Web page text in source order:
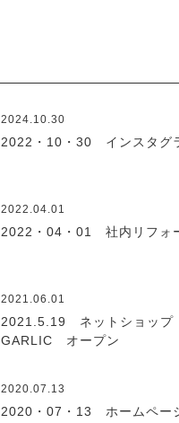
2024.10.30
2022・10・30 インスタグ
2022.04.01
2022・04・01 社内リフォ
2021.06.01
2021.5.19 ネットショッ
GARLIC オープン
2020.07.13
2020・07・13 ホームペー